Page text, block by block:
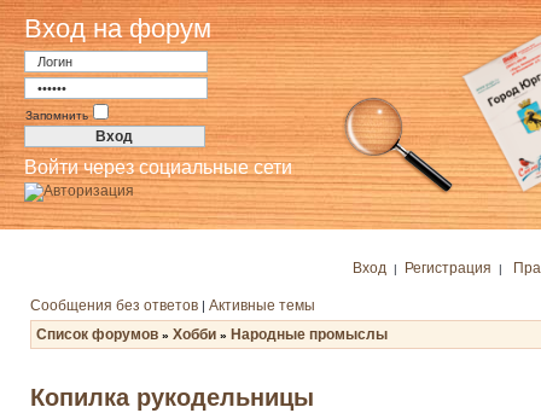
Вход на форум
Запомнить
Войти через социальные сети
Вход | Регистрация |
Сообщения без ответов | Активные темы
Список форумов » Хобби » Народные промыслы
Копилка рукодельницы